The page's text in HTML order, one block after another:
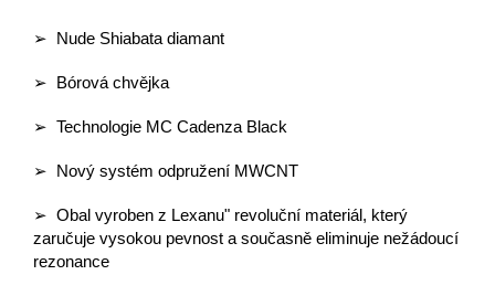
➢ Nude Shiabata diamant
➢ Bórová chvějka
➢ Technologie MC Cadenza Black
➢ Nový systém odpružení MWCNT
➢ Obal vyroben z Lexanu" revoluční materiál, který
zaručuje vysokou pevnost a současně eliminuje nežádoucí
rezonance